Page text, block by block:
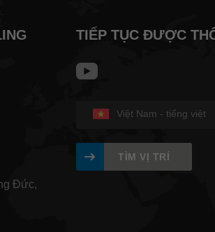
Đức,
TIẾP TỤC ĐƯỢC
Việt Nam - tiếng việt
TÌM VỊ TRÍ